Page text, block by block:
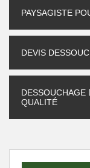
PAYSAGISTE
DEVIS
DESSOUCHAGE
QUALITÉ